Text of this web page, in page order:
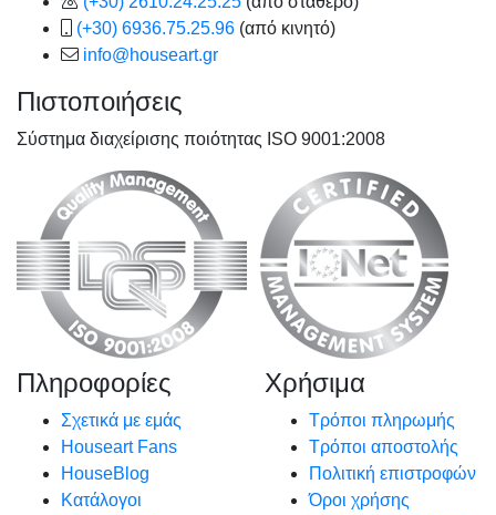
(+30) 6936.75.25.96 (από κινητό)
info@houseart.gr
Πιστοποιήσεις
Σύστημα διαχείρισης ποιότητας ISO 9001:2008
Πληροφορίες
Σχετικά με εμάς
Houseart Fans
HouseBlog
Κατάλογοι
Χρήσιμα
Τρόποι πληρωμής
Τρόποι αποστολής
Πολιτική επιστροφών
Όροι χρήσης